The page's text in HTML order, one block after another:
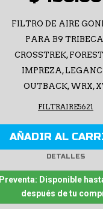
FILTRO DE AIRE
PARA B9
CROSSTREK,
IMPREZA,
OUTBACK, WRX,
FILTRAIRE5621
AÑADIR AL
DETALLES
Preventa: Disponible
después de tu